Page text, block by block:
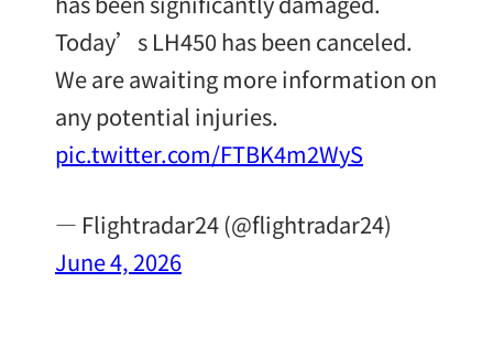
Today’s LH450 has been canceled.
We are awaiting more information on
any potential injuries.
pic.twitter.com/FTBK4m2WyS
— Flightradar24 (@flightradar24)
June 4, 2026